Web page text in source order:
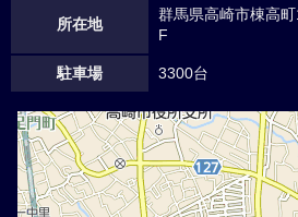
所在地
群馬県高崎市棟高
F
駐車場 3300台